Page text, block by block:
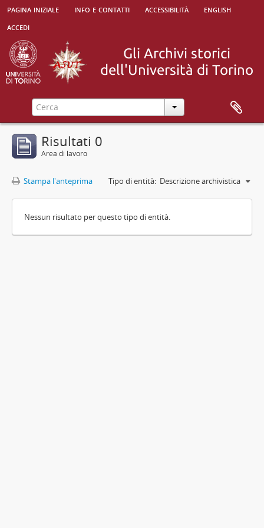
pagina iniziale info e contatti accessibilità
english
accedi
Risultati 0
Area di lavoro
Stampa l'anteprima Tipo di entità: Descrizione archivistica
Nessun risultato per questo tipo di entità.